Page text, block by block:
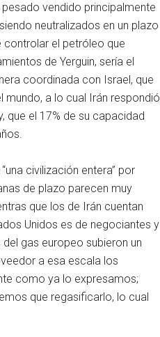
vendido principalmente
neutralizados en un plazo
controlar el petróleo que
de Yerguin, sería el
coordinada con Israel, que
a lo cual Irán respondió
que el 17% de su capacidad
civilización entera” por
de plazo parecen muy
que los de Irán cuentan
Unidos es de negociantes y
gas europeo subieron un
a esa escala los
como ya lo expresamos;
que regasificarlo, lo cual